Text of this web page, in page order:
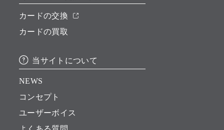
カードの交換
カードの買取
当サイトについて
NEWS
コンセプト
ユーザーボイス